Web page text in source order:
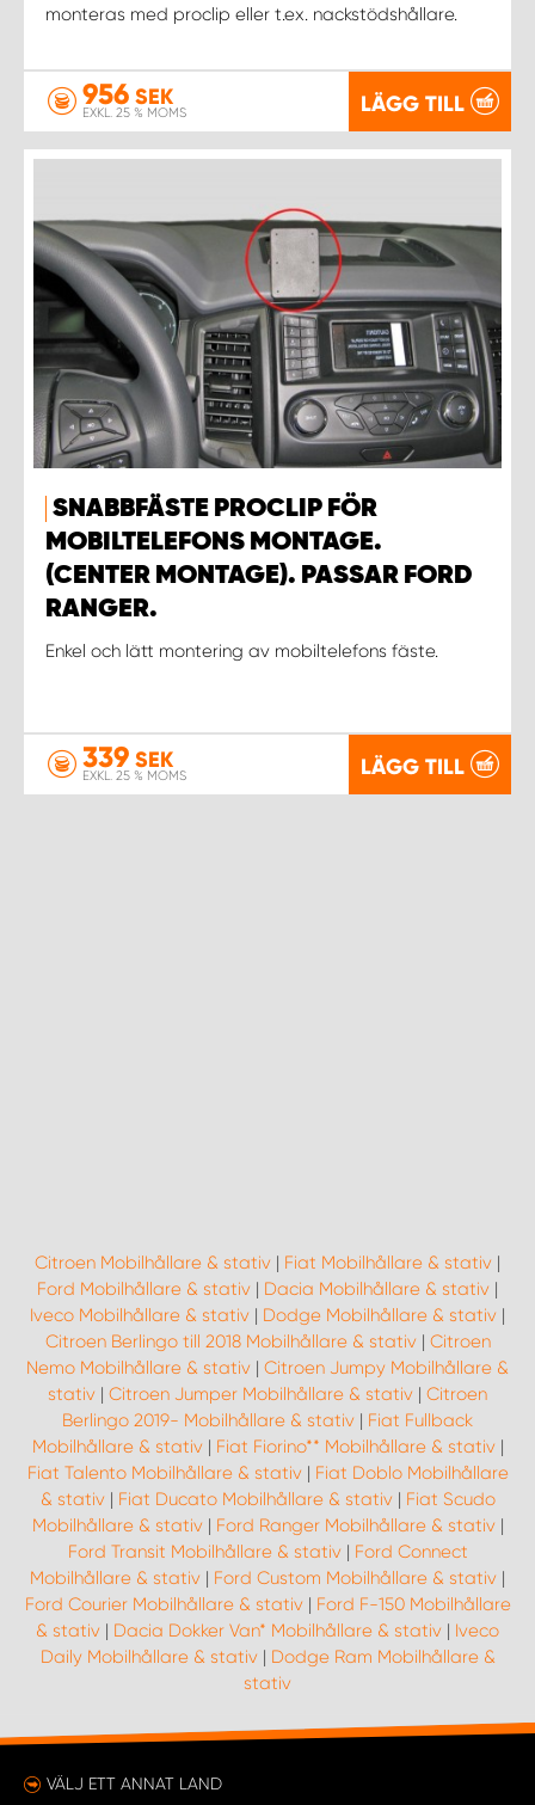
monteras med proclip eller t.ex. nackstödshållare.
956 SEK
EXKL. 25 % MOMS LÄGG TILL
SNABBFÄSTE PROCLIP FÖR
MOBILTELEFONS MONTAGE.
(CENTER MONTAGE). PASSAR FORD
RANGER.
Enkel och lätt montering av mobiltelefons fäste.
339 SEK
EXKL. 25 % MOMS LÄGG TILL
Citroen Mobilhållare & stativ | Fiat Mobilhållare & stativ |
Ford Mobilhållare & stativ | Dacia Mobilhållare & stativ |
Iveco Mobilhållare & stativ | Dodge Mobilhållare & stativ |
Citroen Berlingo till 2018 Mobilhållare & stativ| Citroen
Nemo Mobilhållare & stativ | Citroen Jumpy Mobilhållare &
stativ | Citroen Jumper Mobilhållare & stativ | Citroen
Berlingo 2019- Mobilhållare & stativ | Fiat Fullback
Mobilhållare & stativ| Fiat Fiorino** Mobilhållare & stativ|
Fiat Talento Mobilhållare & stativ| Fiat Doblo Mobilhållare
& stativ| Fiat Ducato Mobilhållare & stativ| Fiat Scudo
Mobilhållare & stativ| Ford Ranger Mobilhållare & stativ|
Ford Transit Mobilhållare & stativ| Ford Connect
Mobilhållare & stativ | Ford Custom Mobilhållare & stativ |
Ford Courier Mobilhållare & stativ| Ford F-150 Mobilhållare
& stativ | Dacia Dokker Van* Mobilhållare & stativ | Iveco
Daily Mobilhållare & stativ| Dodge Ram Mobilhållare &
stativ
VÄLJ ETT ANNAT LAND